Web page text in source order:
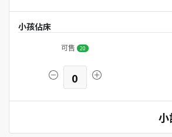
小孩佔床
可售 20
0
小